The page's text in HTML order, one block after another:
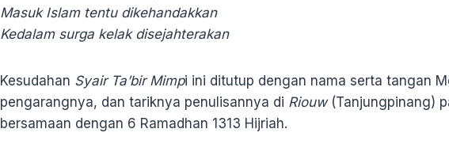
Masuk Islam tentu dikehandakkan
Kedalam surga kelak disejahterakan
Kesudahan Syair Ta’bir Mimpi ini ditutup dengan nama serta tangan
pengarangnya, dan tariknya penulisannya di Riouw(Tanjungpinang)
bersamaan dengan 6 Ramadhan 1313 Hijriah.